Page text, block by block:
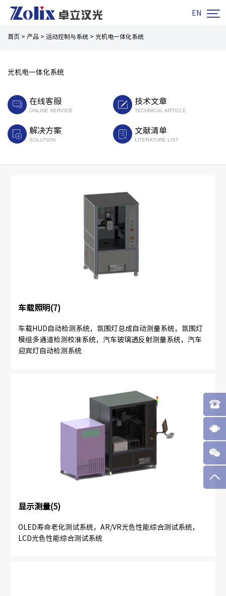
EN 
首页 > 产品 > 运动控制与系统 > 光机电一体化系统
光机电一体化系统
在线客服
ONLINE SERVICE
技术文章
TECHNICAL ARTICLE
解决方案
SOLUTION
文献清单
LITERATURE LIST
车载照明(7)
车载HUD自动检测系统，氛围灯总成自动测量系统，氛围灯
模组多通道检测校准系统，汽车玻璃透反射测量系统，汽车
迎宾灯自动检测系统
显示测量(5)
OLED寿命老化测试系统，AR/VR光色性能综合测试系统，
LCD光色性能综合测试系统